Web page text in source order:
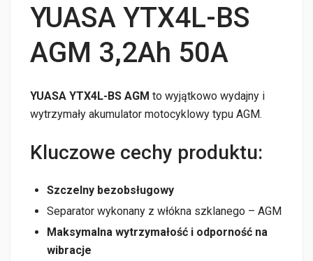
YUASA YTX4L-BS
AGM 3,2Ah 50A
YUASA YTX4L-BS AGM to wyjątkowo wydajny i
wytrzymały akumulator motocyklowy typu AGM.
Kluczowe cechy produktu:
Szczelny bezobsługowy
Separator wykonany z włókna szklanego – AGM
Maksymalna wytrzymałość i odporność na
wibracje